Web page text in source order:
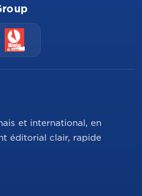
et international, en
éditorial clair, rapide